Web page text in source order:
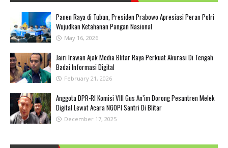
Panen Raya di Tuban, Presiden Prabowo Apresiasi Peran Polri
Wujudkan Ketahanan Pangan Nasional
May 16, 2026
Jairi Irawan Ajak Media Blitar Raya Perkuat Akurasi Di Tengah
Badai Informasi Digital
February 21, 2026
Anggota DPR-RI Komisi VIII Gus An’im Dorong Pesantren Melek
Digital Lewat Acara NGOPI Santri Di Blitar
December 17, 2025